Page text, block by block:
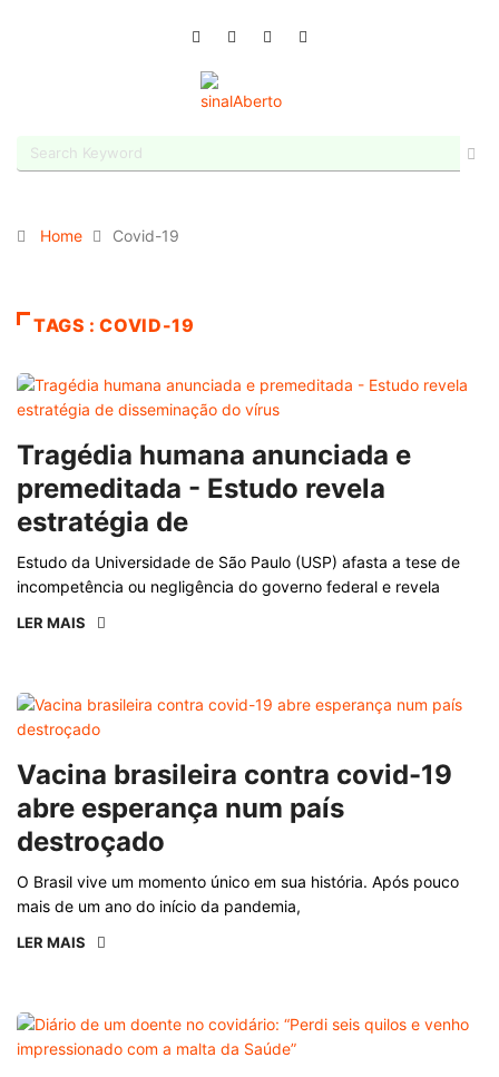
Home Covid-19
TAGS : COVID-19
Tragédia humana anunciada e
premeditada - Estudo revela
estratégia de
Estudo da Universidade de São Paulo (USP) afasta a tese de
incompetência ou negligência do governo federal e revela
LER MAIS
Vacina brasileira contra covid-19
abre esperança num país
destroçado
O Brasil vive um momento único em sua história. Após pouco
mais de um ano do início da pandemia,
LER MAIS